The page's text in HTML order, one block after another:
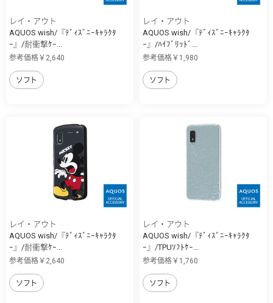
レイ・アウト
AQUOS wish/『ﾃﾞｨｽﾞﾆｰｷｬﾗｸﾀ
ｰ』/耐衝撃ｹｰ...
参考価格￥2,640
ソフト
レイ・アウト
AQUOS wish/『ﾃﾞｨｽﾞﾆｰｷｬﾗｸﾀ
ｰ』/ﾊｲﾌﾞﾘｯﾄﾞ...
参考価格￥1,980
ソフト
レイ・アウト
AQUOS wish/『ﾃﾞｨｽﾞﾆｰｷｬﾗｸﾀ
ｰ』/耐衝撃ｹｰ...
参考価格￥2,640
ソフト
レイ・アウト
AQUOS wish/『ﾃﾞｨｽﾞﾆｰｷｬﾗｸﾀ
ｰ』/TPUｿﾌﾄｹｰ...
参考価格￥1,760
ソフト